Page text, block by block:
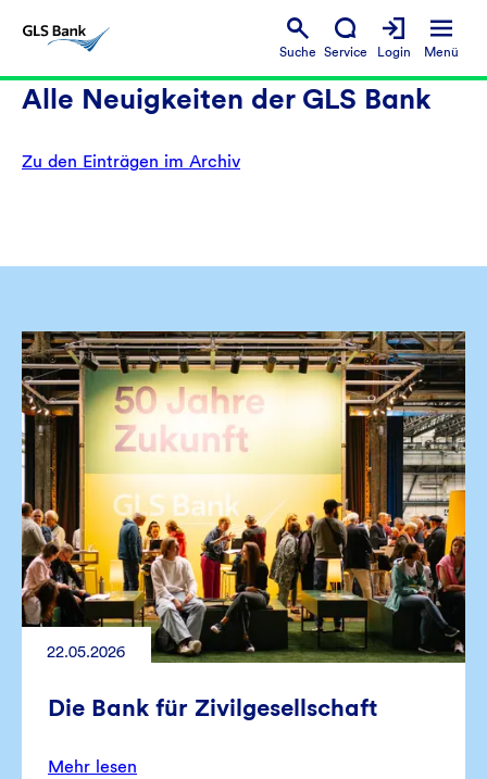
Suche Service Login Menü
Alle Neuigkeiten der GLS Bank
Zu den Einträgen im Archiv
22.05.2026
Die Bank für Zivilgesellschaft
Mehr lesen